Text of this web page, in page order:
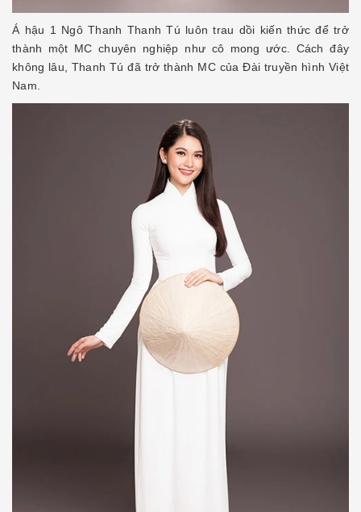
Á hậu 1 Ngô Thanh Thanh Tú luôn trau dồi kiến thức để trở
thành một MC chuyên nghiệp như cô mong ước. Cách đây
không lâu, Thanh Tú đã trở thành MC của Đài truyền hình Việt
Nam.